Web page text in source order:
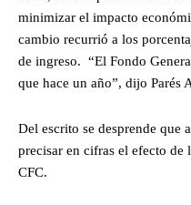
minimizar el impacto
cambio recurrió a los
de ingreso. “El Fondo
que hace un año”, dijo Parés
Del escrito se desprende que
precisar en cifras el efecto de
CFC.